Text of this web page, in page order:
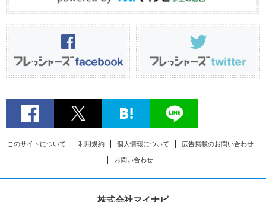
このサイトについて 利用規約 個人情報について 広告掲載のお問い合わせ
お問い合わせ
株式会社マイナビ